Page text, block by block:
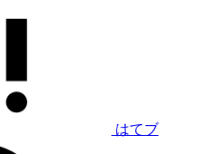
はてブ